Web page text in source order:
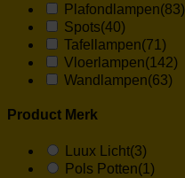
Plafondlampen(83)
Spots(40)
Tafellampen(71)
Vloerlampen(142)
Wandlampen(63)
Product Merk
Luux Licht(3)
Pols Potten(1)